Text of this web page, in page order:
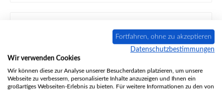
Fortfahren, ohne zu akzeptieren
Datenschutzbestimmungen
Wir verwenden Cookies
Wir können diese zur Analyse unserer Besucherdaten platzieren, um unsere
Webseite zu verbessern, personalisierte Inhalte anzuzeigen und Ihnen ein
großartiges Webseiten-Erlebnis zu bieten. Für weitere Informationen zu den von